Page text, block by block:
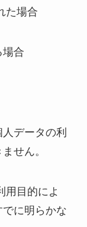
た場合
場合
データの利
せん。
目的によ
に明らかな